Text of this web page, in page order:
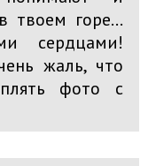
твоем горе...
сердцами!
жаль, что
фото с